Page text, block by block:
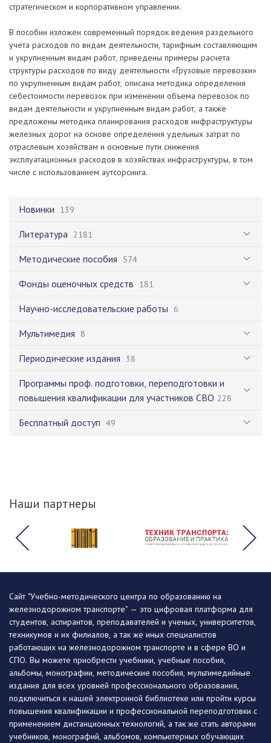
Новинки 139
Литература 2181
Методические пособия 574
Фонды оценочных средств 181
Научно-исследовательские работы 6
Мультимедия 8
Периодические издания 38
Программы проф. подготовки, переподготовки и
повышения квалификации для участников СВО 228
Бесплатный доступ 49
стратегическом и корпоративном управлении.
В пособии изложен современный порядок ведения раздельного
учета расходов по видам деятельности, тарифным составляющим
и укрупненным видам работ, приведены примеры расчета
структуры расходов по виду деятельности «Грузовые перевозки»
по укрупненным видам работ, описана методика определения
себестоимости перевозок при изменении объема перевозок по
видам деятельности и укрупненным видам работ, а также
предложены методика планирования расходов инфраструктуры
железных дорог на основе определения удельных затрат по
отраслевым хозяйствам и основные пути снижения
эксплуатационных расходов в хозяйствах инфраструктуры, в том
числе с использованием аутсорсинга.
Наши партнеры
Сайт "Учебно-методического центра по образованию на
железнодорожном транспорте" — это цифровая платформа для
студентов, аспирантов, преподавателей и ученых, университетов,
техникумов и их филиалов, а так же иных специалистов
работающих на железнодорожном транспорте и в сфере ВО и
СПО. Вы можете приобрести учебники, учебные пособия,
альбомы, монографии, методические пособия, мультимедийные
издания для всех уровней профессионального образования,
подключиться к нашей электронной библиотеке или пройти курсы
повышения квалификации и профессиональной переподготовки с
применением дистанционных технологий, а так же стать авторами
учебников, монографий, альбомов, компьютерных обучающих